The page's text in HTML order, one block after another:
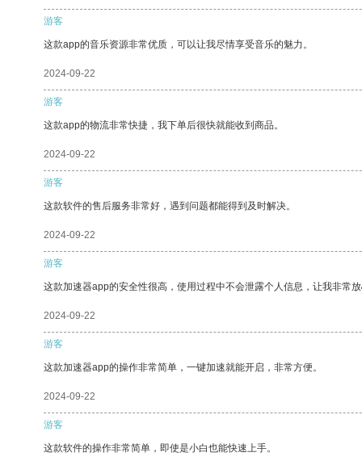
游客
这款app的音乐资源非常优质，可以让我尽情享受音乐的魅力。
2024-09-22
游客
这款app的物流非常快捷，我下单后很快就能收到商品。
2024-09-22
游客
这款软件的售后服务非常好，遇到问题都能得到及时解决。
2024-09-22
游客
这款加速器app的安全性很高，使用过程中不会泄露个人信息，让我非常
2024-09-22
游客
这款加速器app的操作非常简单，一键加速就能开启，非常方便。
2024-09-22
游客
这款软件的操作非常简单，即使是小白也能快速上手。